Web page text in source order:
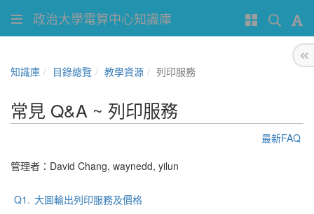
政治大學電算中心知識庫
知識庫 目錄總覽 教學資源 列印服務
常見 Q&A ~ 列印服務
最新FAQ
管理者： David Chang, waynedd, yilun
Q1. 大圖輸出列印服務及價格